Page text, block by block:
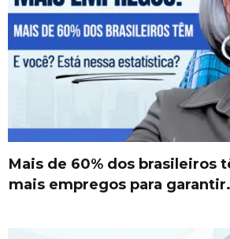
Mais de 60% dos brasileiros
mais empregos para